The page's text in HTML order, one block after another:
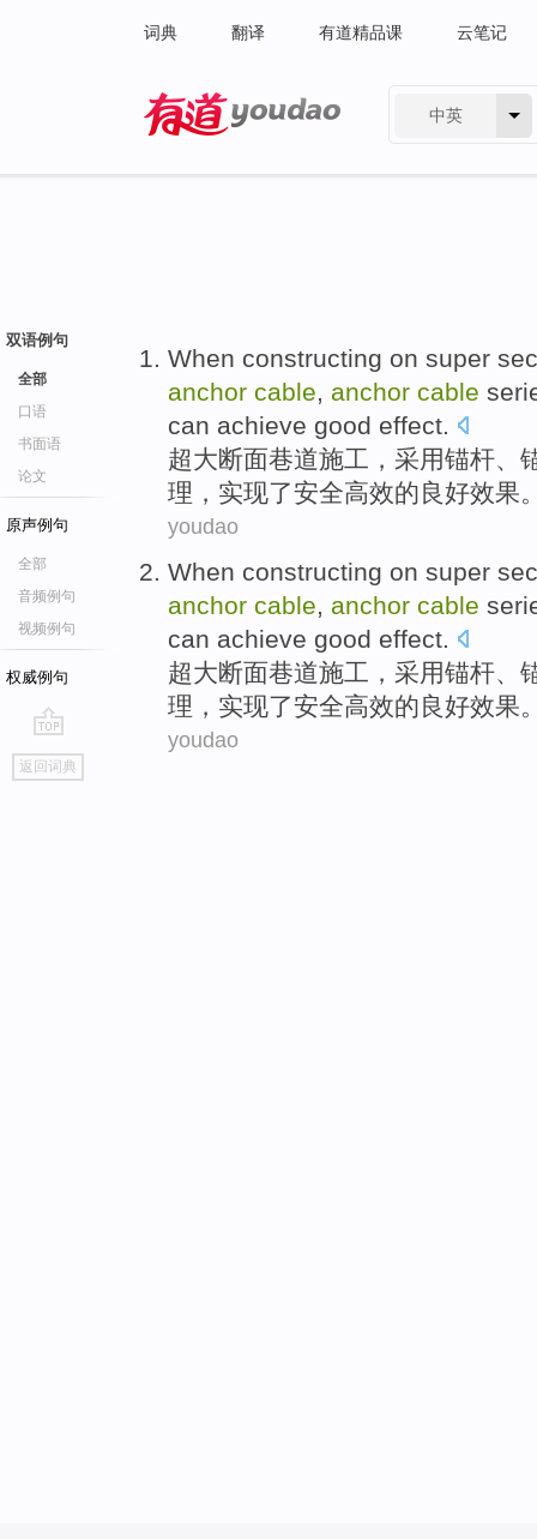
词典 翻译 有道精品课 云笔记
中英
双语例句
全部
口语
书面语
论文
原声例句
全部
音频例句
视频例句
权威例句
go
top
返回词典
When constructing on super
anchor cable, anchor cable
can achieve good effect.
超大断面巷道施工，采用锚杆、
理 ， 实现了安全高效的良好效果
youdao
When constructing on super
anchor cable, anchor cable
can achieve good effect.
超大断面巷道施工，采用锚杆、
理 ， 实现了安全高效的良好效果
youdao